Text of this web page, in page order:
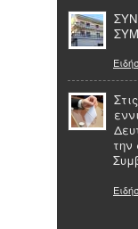
την